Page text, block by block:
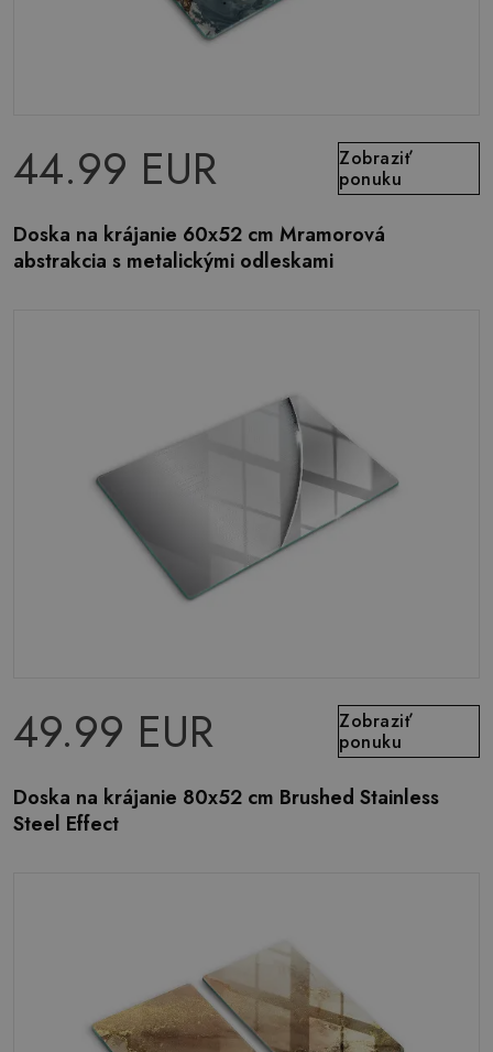
44.99 EUR
Zobraziť
ponuku
Doska na krájanie 60x52 cm Mramorová
abstrakcia s metalickými odleskami
49.99 EUR
Zobraziť
ponuku
Doska na krájanie 80x52 cm Brushed Stainless
Steel Effect